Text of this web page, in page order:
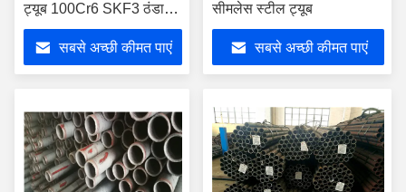
ट्यूब 100Cr6 SKF3 ठंडा
रोलिंग
सबसे अच्छी कीमत पाएं
सीमलेस स्टील ट्यूब
सबसे अच्छी कीमत पाएं